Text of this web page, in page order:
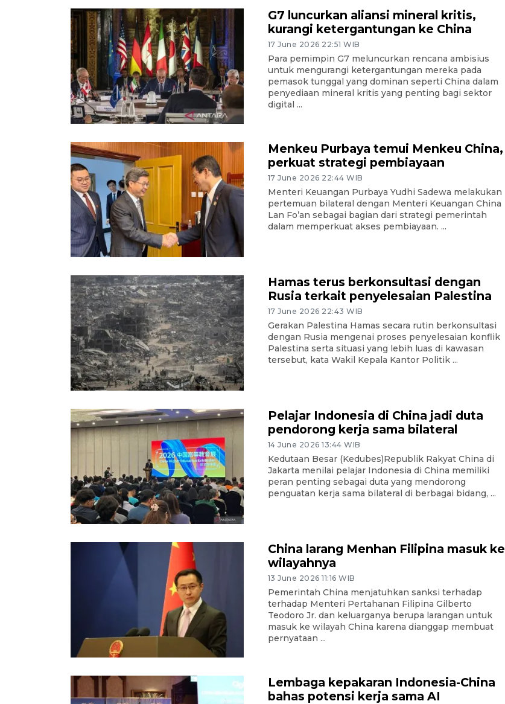
G7 luncurkan aliansi mineral kritis,
kurangi ketergantungan ke China
17 June 2026 22:51 WIB
Para pemimpin G7 meluncurkan rencana ambisius
untuk mengurangi ketergantungan mereka pada
pemasok tunggal yang dominan seperti China dalam
penyediaan mineral kritis yang penting bagi sektor
digital ...
Menkeu Purbaya temui Menkeu China,
perkuat strategi pembiayaan
17 June 2026 22:44 WIB
Menteri Keuangan Purbaya Yudhi Sadewa melakukan
pertemuan bilateral dengan Menteri Keuangan China
Lan Fo’an sebagai bagian dari strategi pemerintah
dalam memperkuat akses pembiayaan. ...
Hamas terus berkonsultasi dengan
Rusia terkait penyelesaian Palestina
17 June 2026 22:43 WIB
Gerakan Palestina Hamas secara rutin berkonsultasi
dengan Rusia mengenai proses penyelesaian konflik
Palestina serta situasi yang lebih luas di kawasan
tersebut, kata Wakil Kepala Kantor Politik ...
Pelajar Indonesia di China jadi duta
pendorong kerja sama bilateral
14 June 2026 13:44 WIB
Kedutaan Besar (Kedubes)Republik Rakyat China di
Jakarta menilai pelajar Indonesia di China memiliki
peran penting sebagai duta yang mendorong
penguatan kerja sama bilateral di berbagai bidang, ...
China larang Menhan Filipina masuk ke
wilayahnya
13 June 2026 11:16 WIB
Pemerintah China menjatuhkan sanksi terhadap
terhadap Menteri Pertahanan Filipina Gilberto
Teodoro Jr. dan keluarganya berupa larangan untuk
masuk ke wilayah China karena dianggap membuat
pernyataan ...
Lembaga kepakaran Indonesia-China
bahas potensi kerja sama AI